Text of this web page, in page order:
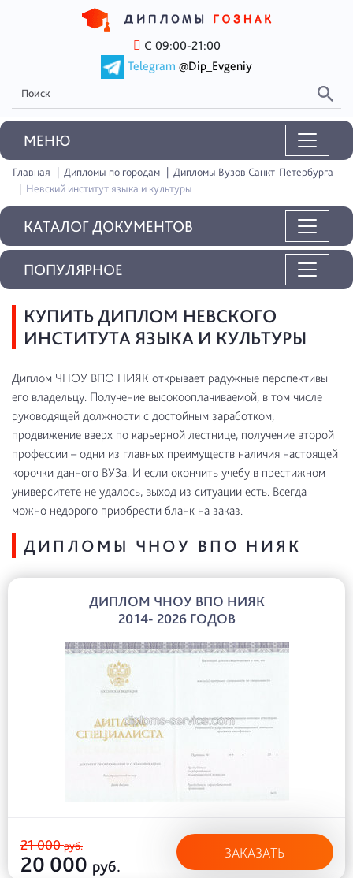
С 09:00-21:00
Telegram @Dip_Evgeniy
MEНЮ
Главная Дипломы по городам
Дипломы Вузов Санкт-Петербурга
Невский институт языка и культуры
КАТАЛОГ ДОКУМЕНТОВ
КУПИТЬ ДИПЛОМ НЕВСКОГО
ИНСТИТУТА ЯЗЫКА И КУЛЬТУРЫ
Диплом ЧНОУ ВПО НИЯК открывает радужные перспективы
его владельцу. Получение высокооплачиваемой, в том числе
руководящей должности с достойным заработком,
продвижение вверх по карьерной лестнице, получение второй
профессии – одни из главных преимуществ наличия настоящей
корочки данного ВУЗа. И если окончить учебу в престижном
университете не удалось, выход из ситуации есть. Всегда
можно недорого приобрести бланк на заказ.
ДИПЛОМЫ ЧНОУ ВПО НИЯК
ДИПЛОМ ЧНОУ ВПО НИЯК
2014- 2026 ГОДОВ
21 000руб.
20 000 руб.
ЗАКАЗАТЬ
ПОПУЛЯРНОЕ